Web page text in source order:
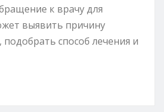
к врачу для
выявить причину
подобрать способ лечения и